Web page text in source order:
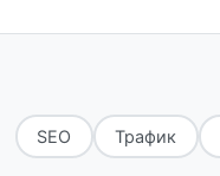
SEO Трафик